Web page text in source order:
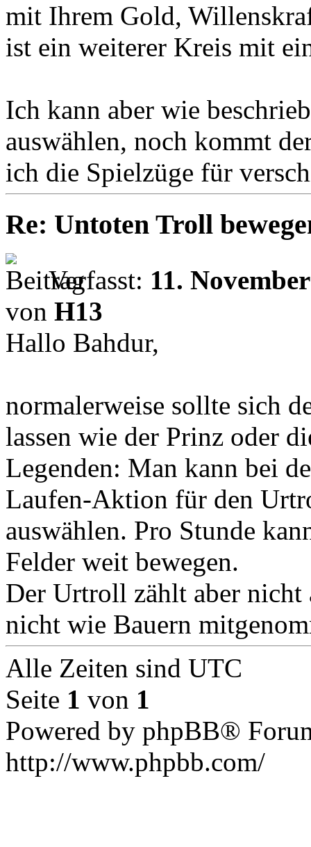
mit Ihrem Gold,
ist ein weiterer Kreis mit
Ich kann aber wie
auswählen, noch kommt
ich die Spielzüge für
Re: Untoten Troll
Verfasst: 11.
von H13
Hallo Bahdur,
normalerweise sollte sich
lassen wie der Prinz oder
Legenden: Man kann bei
Laufen-Aktion für den
auswählen. Pro Stunde
Felder weit bewegen.
Der Urtroll zählt aber nicht
nicht wie Bauern
Alle Zeiten sind UTC
Seite 1 von 1
Powered by phpBB®
http://www.phpbb.com/